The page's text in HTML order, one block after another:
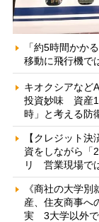
「約5時間かか
移動に飛行機で
キオクシアなど
投資妙味 資産
時」と考える防
【クレジット
資をしながら「
リ 営業現場で
《商社の大学
産、住友商事へ
実 3大学以外で